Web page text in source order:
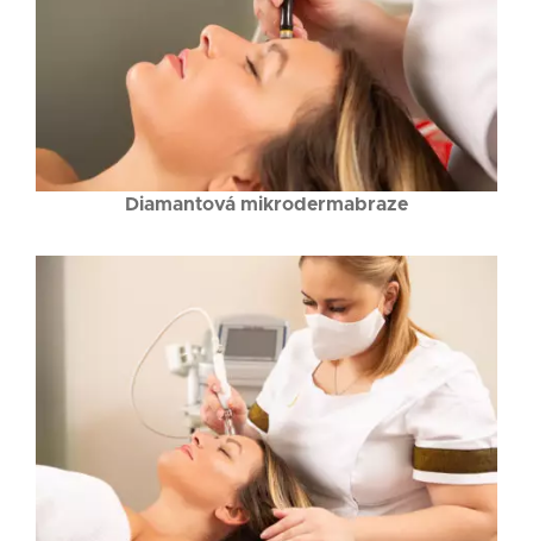
Diamantová mikrodermabraze